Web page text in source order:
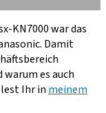
KN7000 war das
Damit
warum es auch
Ihr in meinem